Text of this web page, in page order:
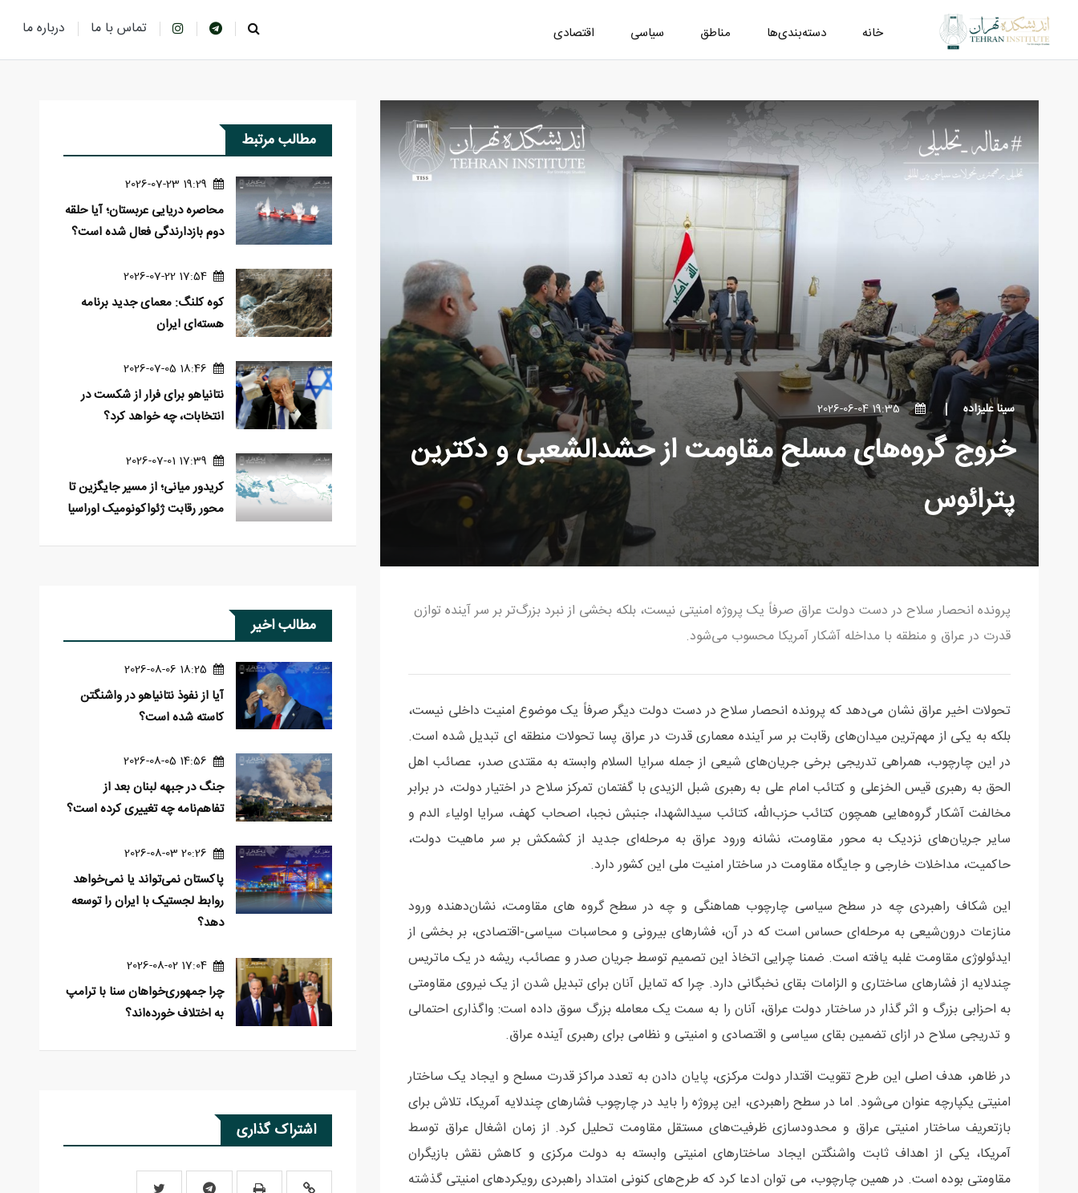
خانه دسته‌بندی‌ها مناطق سیاسی اقتصادی تماس با ما درباره ما
سینا علیزاده 19:35 2026-06-04
خروج گروه‌های مسلح مقاومت از حشدالشعبی و دکترین
پترائوس
پرونده انحصار سلاح در دست دولت عراق صرفاً یک پروژه امنیتی نیست، بلکه بخشی از نبرد بزرگ‌تر بر سر آینده توازن
قدرت در عراق و منطقه با مداخله آشکار آمریکا محسوب می‌شود.
تحولات اخیر عراق نشان می‌دهد که پرونده انحصار سلاح در دست دولت دیگر صرفاً یک موضوع امنیت داخلی نیست،
بلکه به یکی از مهم‌ترین میدان‌های رقابت بر سر آینده معماری قدرت در عراق پسا تحولات منطقه ای تبدیل شده است.
در این چارچوب، همراهی تدریجی برخی جریان‌های شیعی از جمله سرایا السلام وابسته به مقتدی صدر، عصائب اهل
الحق به رهبری قیس الخزعلی و کتائب امام علی به رهبری شبل الزیدی با گفتمان تمرکز سلاح در اختیار دولت، در برابر
مخالفت آشکار گروه‌هایی همچون کتائب حزب‌الله، کتائب سیدالشهدا، جنبش نجبا، اصحاب کهف، سرایا اولیاء الدم و
سایر جریان‌های نزدیک به محور مقاومت، نشانه ورود عراق به مرحله‌ای جدید از کشمکش بر سر ماهیت دولت،
حاکمیت، مداخلات خارجی و جایگاه مقاومت در ساختار امنیت ملی این کشور دارد.
این شکاف راهبردی چه در سطح سیاسی چارچوب هماهنگی و چه در سطح گروه های مقاومت، نشان‌دهنده ورود
منازعات درون‌شیعی به مرحله‌ای حساس است که در آن، فشارهای بیرونی و محاسبات سیاسی-اقتصادی، بر بخشی از
ایدئولوژی مقاومت غلبه یافته است. ضمنا چرایی اتخاذ این تصمیم توسط جریان صدر و عصائب، ریشه در یک ماتریس
چندلایه از فشارهای ساختاری و الزامات بقای نخبگانی دارد. چرا که تمایل آنان برای تبدیل شدن از یک نیروی مقاومتی
به احزابی بزرگ و اثر گذار در ساختار دولت عراق، آنان را به سمت یک معامله بزرگ سوق داده است: واگذاری احتمالی
و تدریجی سلاح در ازای تضمین بقای سیاسی و اقتصادی و امنیتی و نظامی برای رهبری آینده عراق.
در ظاهر، هدف اصلی این طرح تقویت اقتدار دولت مرکزی، پایان دادن به تعدد مراکز قدرت مسلح و ایجاد یک ساختار
امنیتی یکپارچه عنوان می‌شود. اما در سطح راهبردی، این پروژه را باید در چارچوب فشارهای چندلایه آمریکا، تلاش برای
بازتعریف ساختار امنیتی عراق و محدودسازی ظرفیت‌های مستقل مقاومت تحلیل کرد. از زمان اشغال عراق توسط
آمریکا، یکی از اهداف ثابت واشنگتن ایجاد ساختارهای امنیتی وابسته به دولت مرکزی و کاهش نقش بازیگران
مقاومتی بوده است. در همین چارچوب، می توان ادعا کرد که طرح‌های کنونی امتداد راهبردی رویکردهای امنیتی گذشته
مطالب مرتبط
19:29 2026-07-23
محاصره دریایی عربستان؛ آیا حلقه
دوم بازدارندگی فعال شده است؟
17:54 2026-07-22
کوه کلنگ: معمای جدید برنامه
هسته‌ای ایران
18:46 2026-07-05
نتانیاهو برای فرار از شکست در
انتخابات، چه خواهد کرد؟
17:39 2026-07-01
کریدور میانی؛ از مسیر جایگزین تا
محور رقابت ژئواکونومیک اوراسیا
مطالب اخیر
18:25 2026-08-06
آیا از نفوذ نتانیاهو در واشنگتن
کاسته شده است؟
14:56 2026-08-05
جنگ در جبهه لبنان بعد از
تفاهم‌نامه چه تغییری کرده است؟
20:26 2026-08-03
پاکستان نمی‌تواند یا نمی‌خواهد
روابط لجستیک با ایران را توسعه
دهد؟
17:04 2026-08-02
چرا جمهوری‌خواهان سنا با ترامپ
به اختلاف خورده‌اند؟
اشتراک گذاری